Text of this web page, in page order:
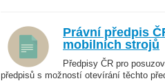
Právní předpis
mobilních strojů
Předpisy ČR pro
předpisů s možností otevírání těchto